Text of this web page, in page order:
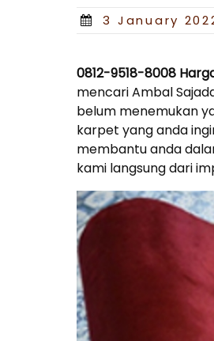
Posted
3 January
0812-9518-8008
mencari Ambal
belum menemukan
karpet yang anda
membantu anda
kami langsung dari